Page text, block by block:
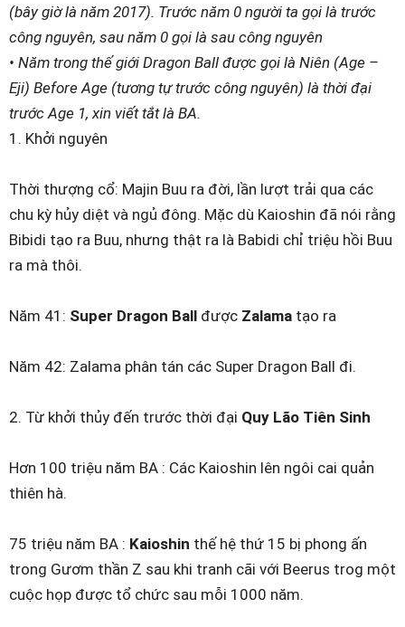
(bây giờ là năm 2017). Trước năm 0 người ta gọi là trước
công nguyên, sau năm 0 gọi là sau công nguyên
• Năm trong thế giới Dragon Ball được gọi là Niên (Age –
Eji) Before Age (tương tự trước công nguyên) là thời đại
trước Age 1, xin viết tắt là BA.
1. Khởi nguyên
Thời thượng cổ: Majin Buu ra đời, lần lượt trải qua các
chu kỳ hủy diệt và ngủ đông. Mặc dù Kaioshin đã nói rằng
Bibidi tạo ra Buu, nhưng thật ra là Babidi chỉ triệu hồi Buu
ra mà thôi.
Năm 41: Super Dragon Ball được Zalama tạo ra
Năm 42: Zalama phân tán các Super Dragon Ball đi.
2. Từ khởi thủy đến trước thời đại Quy Lão Tiên Sinh
Hơn 100 triệu năm BA : Các Kaioshin lên ngôi cai quản
thiên hà.
75 triệu năm BA : Kaioshin thế hệ thứ 15 bị phong ấn
trong Gươm thần Z sau khi tranh cãi với Beerus trog một
cuộc họp được tổ chức sau mỗi 1000 năm.